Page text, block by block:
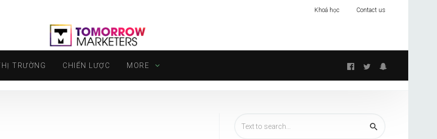
Khoá học Contact us
TRƯỜNG CHIẾN LƯỢC MORE Follow